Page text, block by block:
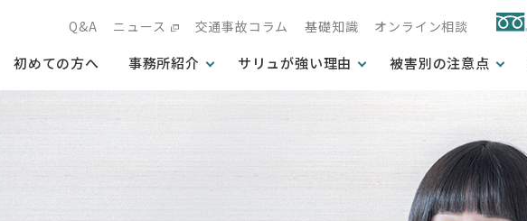
Q&A ニュース 交通事故コラム 基礎知識 オンライン相談
初めての方へ 事務所紹介 サリュが強い理由 被害別の注意点